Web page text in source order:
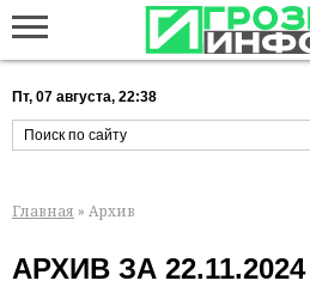
Пт, 07 августа, 22:38
Главная » Архив
АРХИВ ЗА 22.11.2024